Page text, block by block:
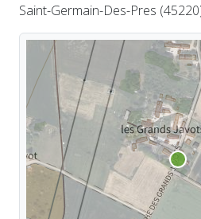
Saint-Germain-Des-Pres